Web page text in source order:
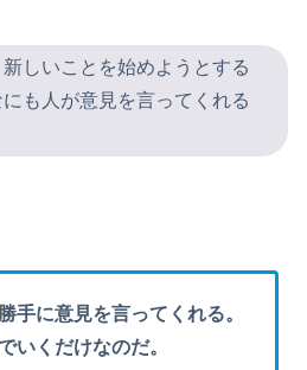
しいことを始めようとする
も人が意見を言ってくれる
手に意見を言ってくれる。
いくだけなのだ。